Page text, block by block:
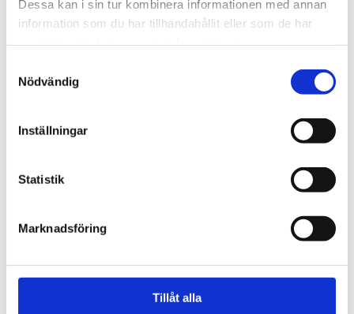
Dessa kan i sin tur kombinera informationen med annan
information som du har tillhandahållit eller som de har
Nödvändig
Inställningar
Statistik
Marknadsföring
Tillåt alla
Lovande blåbärssäsong –
så nyttigt är superbäret